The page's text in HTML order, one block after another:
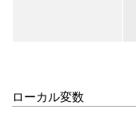
ローカル変数